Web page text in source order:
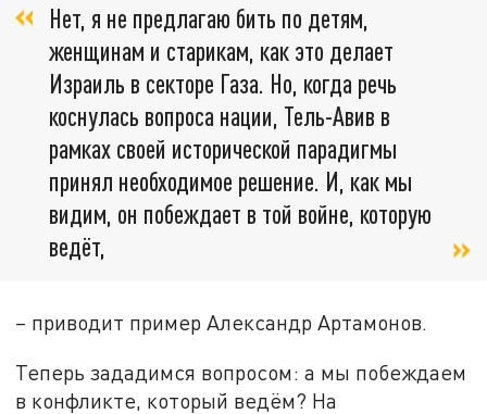
Нет, я не предлагаю бить по детям,
женщинам и старикам, как это делает
Израиль в секторе Газа. Но, когда речь
коснулась вопроса нации, Тель-Авив в
рамках своей исторической парадигмы
принял необходимое решение. И, как мы
видим, он побеждает в той войне, которую
ведёт,
– приводит пример Александр Артамонов.
Теперь зададимся вопросом: а мы побеждаем
в конфликте, который ведём? На